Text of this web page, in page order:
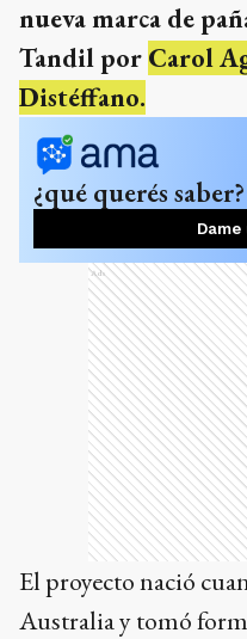
nueva marca de
Tandil por Carol
Distéffano.
¿qué querés saber?
Dame
Ads
El proyecto nació
Australia y tomó